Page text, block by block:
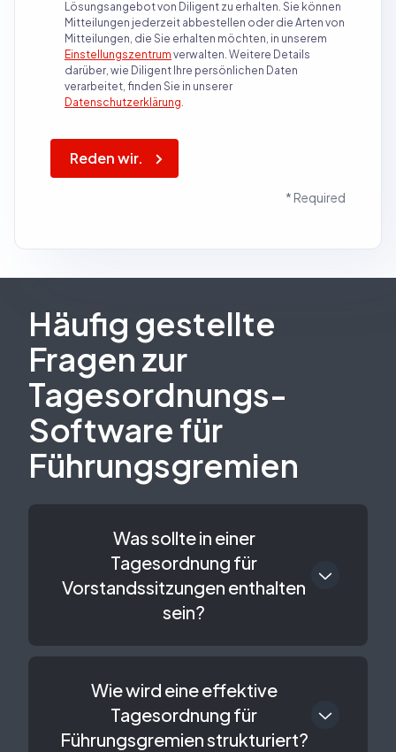
Lösungsangebot von Diligent zu erhalten. Sie können
Mitteilungen jederzeit abbestellen oder die Arten von
Mitteilungen, die Sie erhalten möchten, in unserem
Einstellungszentrum verwalten. Weitere Details
darüber, wie Diligent Ihre persönlichen Daten
verarbeitet, finden Sie in unserer
Datenschutzerklärung.
Reden wir.
* Required
Häufig gestellte
Fragen zur
Tagesordnungs-
Software für
Führungsgremien
Was sollte in einer
Tagesordnung für
Vorstandssitzungen enthalten
sein?
Wie wird eine effektive
Tagesordnung für
Führungsgremien strukturiert?